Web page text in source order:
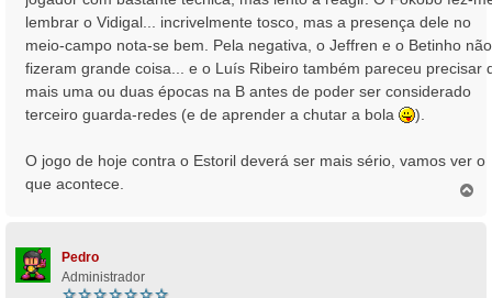
lembrar o Vidigal... incrivelmente tosco, mas a presença dele no
meio-campo nota-se bem. Pela negativa, o Jeffren e o Betinho não
fizeram grande coisa... e o Luís Ribeiro também pareceu precisar
mais uma ou duas épocas na B antes de poder ser considerado
terceiro guarda-redes (e de aprender a chutar a bola
).
O jogo de hoje contra o Estoril deverá ser mais sério, vamos ver o
que acontece.
Pedro
Administrador